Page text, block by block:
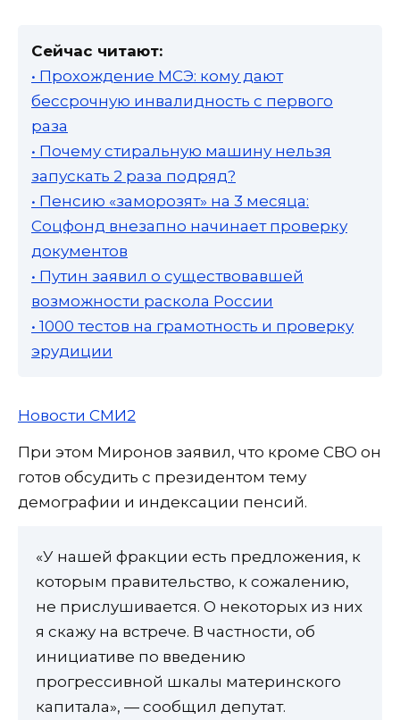
Сейчас читают:
• Прохождение МСЭ: кому дают
бессрочную инвалидность с первого
раза
• Почему стиральную машину нельзя
запускать 2 раза подряд?
• Пенсию «заморозят» на 3 месяца:
Соцфонд внезапно начинает проверку
документов
• Путин заявил о существовавшей
возможности раскола России
• 1000 тестов на грамотность и проверку
эрудиции
Новости СМИ2
При этом Миронов заявил, что кроме СВО он
готов обсудить с президентом тему
демографии и индексации пенсий.
«У нашей фракции есть предложения, к
которым правительство, к сожалению,
не прислушивается. О некоторых из них
я скажу на встрече. В частности, об
инициативе по введению
прогрессивной шкалы материнского
капитала», — сообщил депутат.